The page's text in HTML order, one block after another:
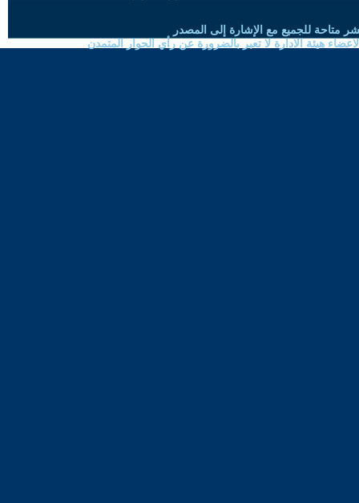
متاحة للجميع مع الإشارة إلى المصدر
هيئة الادارة لا تعبر بالضرورة عن رأي الحوار المتمدن